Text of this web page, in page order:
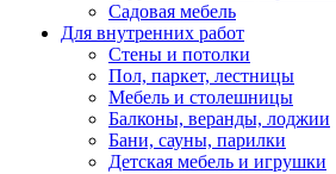
Садовая мебель
Для внутренних работ
Стены и потолки
Пол, паркет, лестницы
Мебель и столешницы
Балконы, веранды, лоджии
Бани, сауны, парилки
Детская мебель и игрушки